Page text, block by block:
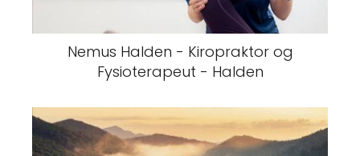
Nemus Halden - Kiropraktor og
Fysioterapeut - Halden